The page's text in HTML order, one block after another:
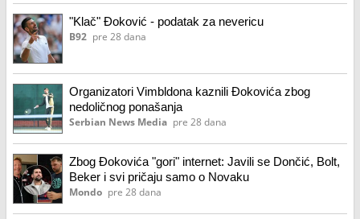
"Klač" Đoković - podatak za nevericu
B92 pre 28 dana
Organizatori Vimbldona kaznili Đokovića zbog
nedoličnog ponašanja
Serbian News Media pre 28 dana
Zbog Đokovića "gori" internet: Javili se Dončić, Bolt,
Beker i svi pričaju samo o Novaku
Mondo pre 28 dana